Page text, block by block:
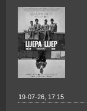
19-07-26, 17:15